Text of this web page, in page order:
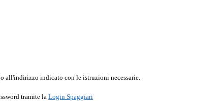
all'indirizzo indicato con le istruzioni necessarie.
tramite la Login Spaggiari